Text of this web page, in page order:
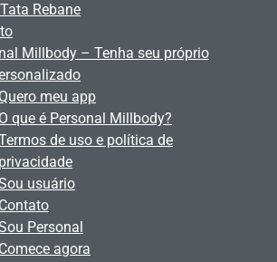
Rebane
Millbody – Tenha seu próprio
Quero meu app
O que é Personal Millbody?
de uso e política de
privacidade
usuário
Contato
Personal
Comece agora